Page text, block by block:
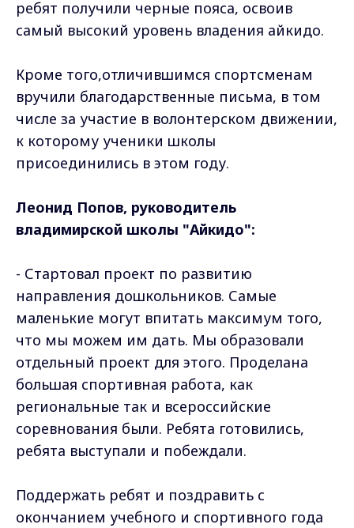
ребят получили черные пояса, освоив
самый высокий уровень владения айкидо.
Кроме того,отличившимся спортсменам
вручили благодарственные письма, в том
числе за участие в волонтерском движении,
к которому ученики школы
присоединились в этом году.
Леонид Попов, руководитель
владимирской школы "Айкидо":
- Стартовал проект по развитию
направления дошкольников. Самые
маленькие могут впитать максимум того,
что мы можем им дать. Мы образовали
отдельный проект для этого. Проделана
большая спортивная работа, как
региональные так и всероссийские
соревнования были. Ребята готовились,
ребята выступали и побеждали.
Поддержать ребят и поздравить с
окончанием учебного и спортивного года